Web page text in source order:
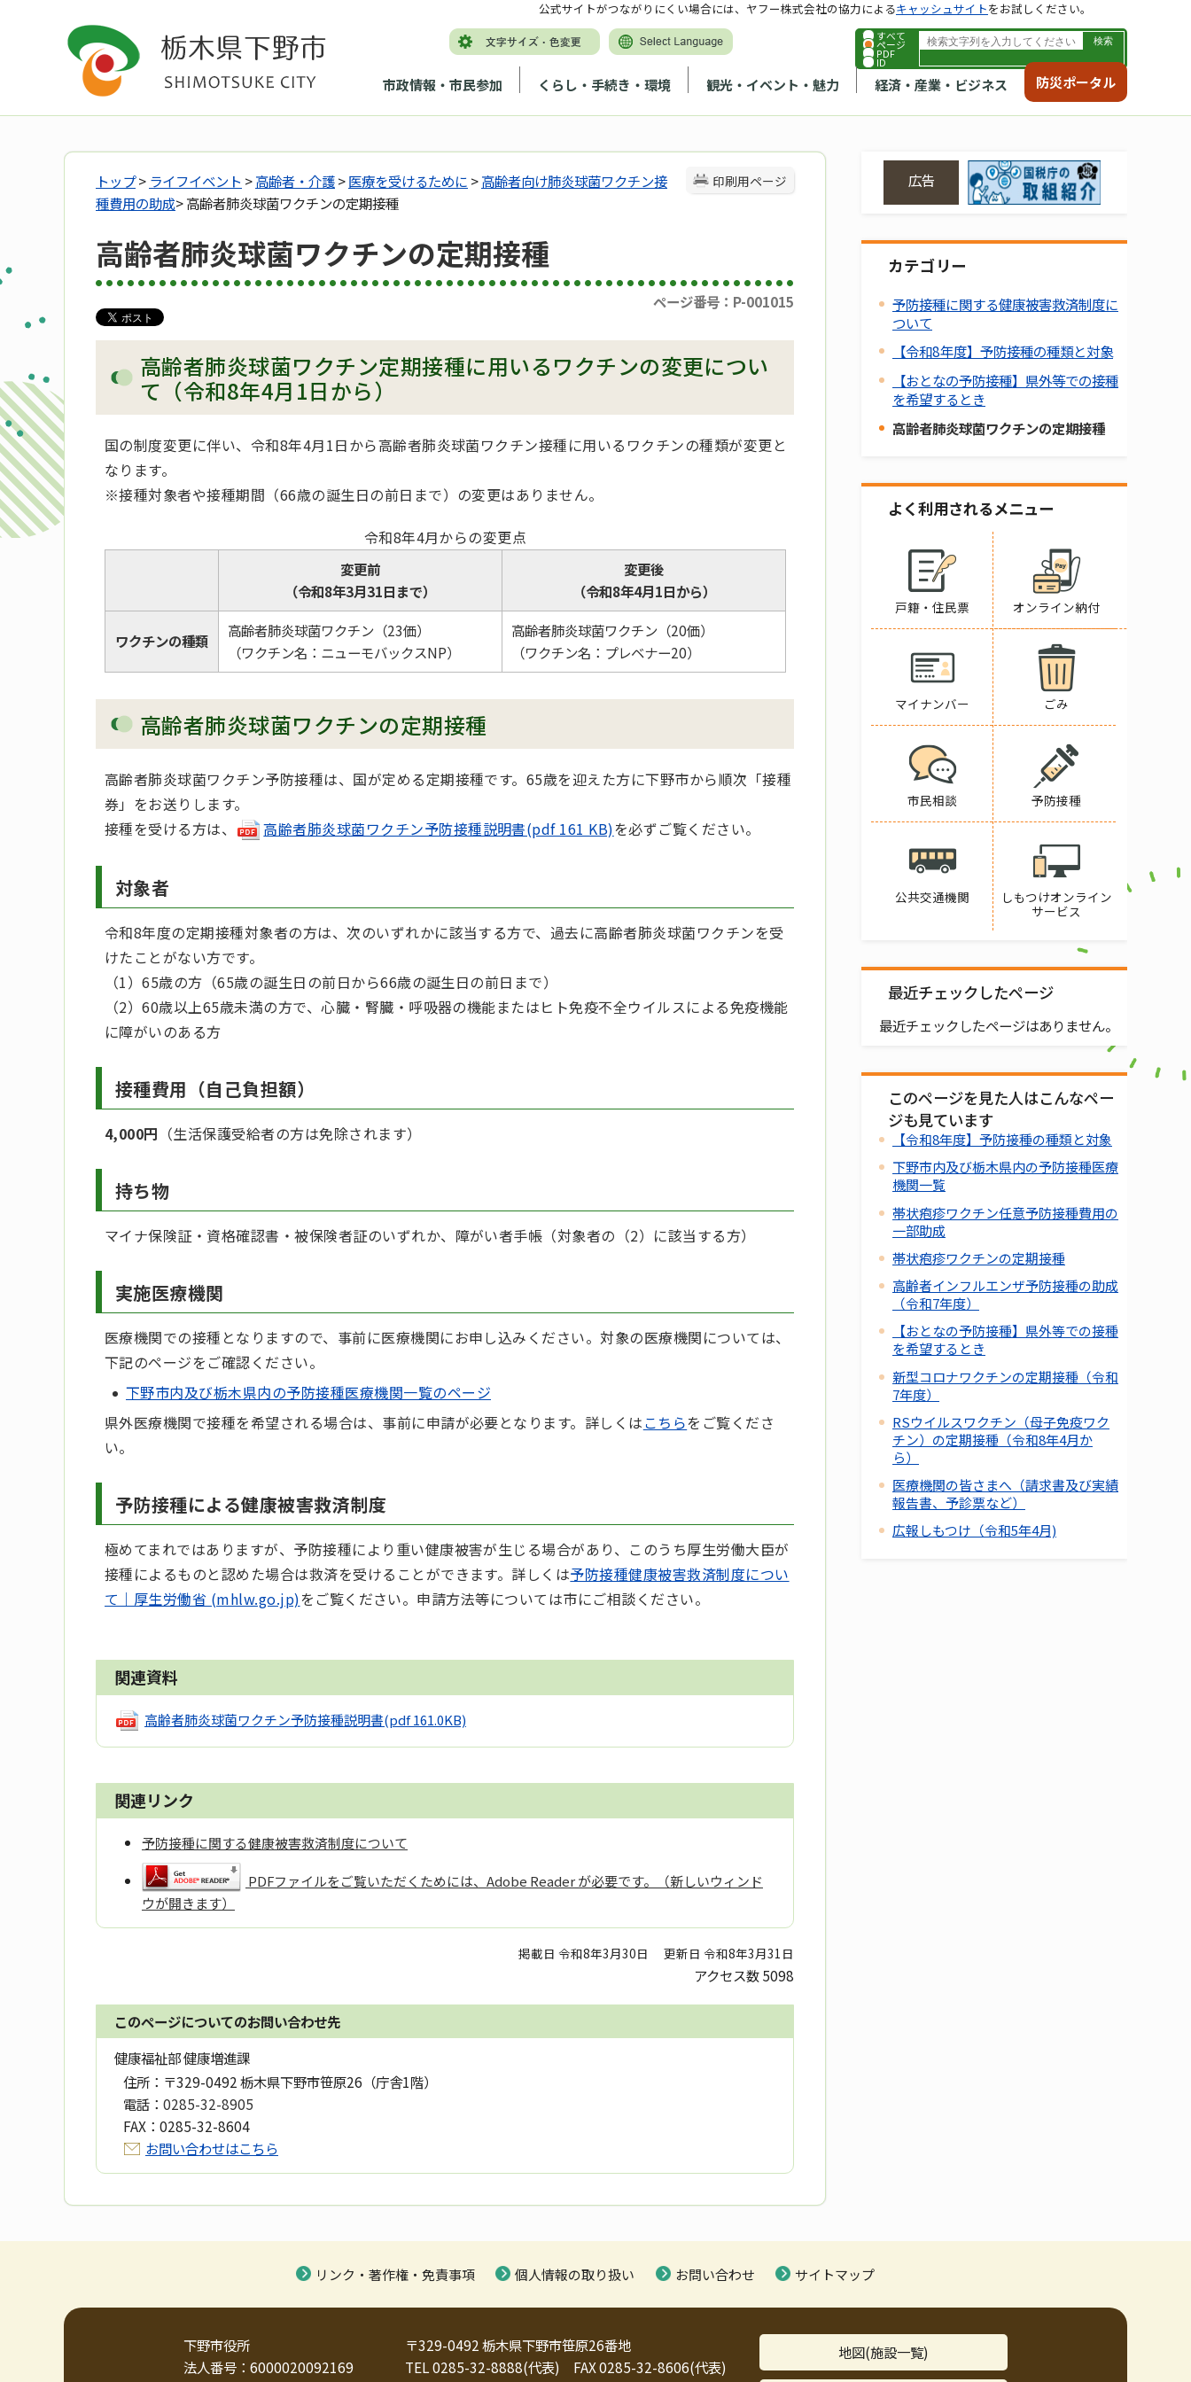
すべて
ページ
PDF
ID
市政情報・市民参加 くらし・手続き・環境 観光・イベント・魅力 経済・産業・ビジネス 防災ポータル
公式サイトがつながりにくい場合には、ヤフー株式会社の協力によるキャッシュサイトをお試しください。
印刷用ページ
トップ> ライフイベント >高齢者・介護>医療を受けるために >高齢者向け肺炎球菌ワクチン接
種費用の助成> 高齢者肺炎球菌ワクチンの定期接種
高齢者肺炎球菌ワクチンの定期接種
ページ番号：P-001015
高齢者肺炎球菌ワクチン定期接種に用いるワクチンの変更につい
て（令和8年4月1日から）
国の制度変更に伴い、令和8年4月1日から高齢者肺炎球菌ワクチン接種に用いるワクチンの種類が変更と
なります。
※接種対象者や接種期間（66歳の誕生日の前日まで）の変更はありません。
令和8年4月からの変更点
変更前
（令和8年3月31日まで）
変更後
（令和8年4月1日から）
ワクチンの種類
高齢者肺炎球菌ワクチン（23価）
（ワクチン名：ニューモバックスNP）
高齢者肺炎球菌ワクチン（20価）
（ワクチン名：プレベナー20）
高齢者肺炎球菌ワクチンの定期接種
高齢者肺炎球菌ワクチン予防接種は、国が定める定期接種です。65歳を迎えた方に下野市から順次「接種
券」をお送りします。
接種を受ける方は、
高齢者肺炎球菌ワクチン予防接種説明書(pdf 161 KB)を必ずご覧ください。
対象者
令和8年度の定期接種対象者の方は、次のいずれかに該当する方で、過去に高齢者肺炎球菌ワクチンを受
けたことがない方です。
（1）65歳の方（65歳の誕生日の前日から66歳の誕生日の前日まで）
（2）60歳以上65歳未満の方で、心臓・腎臓・呼吸器の機能またはヒト免疫不全ウイルスによる免疫機能
に障がいのある方
接種費用（自己負担額）
4,000円 （生活保護受給者の方は免除されます）
持ち物
マイナ保険証・資格確認書・被保険者証のいずれか、障がい者手帳（対象者の（2）に該当する方）
実施医療機関
医療機関での接種となりますので、事前に医療機関にお申し込みください。対象の医療機関については、
下記のページをご確認ください。
下野市内及び栃木県内の予防接種医療機関一覧のページ
県外医療機関で接種を希望される場合は、事前に申請が必要となります。詳しくはこちらをご覧くださ
い。
予防接種による健康被害救済制度
極めてまれではありますが、予防接種により重い健康被害が生じる場合があり、このうち厚生労働大臣が
接種によるものと認めた場合は救済を受けることができます。詳しくは予防接種健康被害救済制度につい
て｜厚生労働省 (mhlw.go.jp)をご覧ください。申請方法等については市にご相談ください。
関連資料
高齢者肺炎球菌ワクチン予防接種説明書(pdf 161.0KB)
関連リンク
予防接種に関する健康被害救済制度について
PDFファイルをご覧いただくためには、Adobe Reader が必要です。（新しいウィンド
ウが開きます）
掲載日 令和8年3月30日 更新日 令和8年3月31日
アクセス数5098
このページについてのお問い合わせ先
健康福祉部 健康増進課
住所： 〒329-0492 栃木県下野市笹原26（庁舎1階）
電話： 0285-32-8905
FAX： 0285-32-8604
お問い合わせはこちら
広告
カテゴリー
予防接種に関する健康被害救済制度に
ついて
【令和8年度】予防接種の種類と対象
【おとなの予防接種】県外等での接種
を希望するとき
高齢者肺炎球菌ワクチンの定期接種
よく利用されるメニュー
戸籍・住民票 オンライン納付
マイナンバー ごみ
市民相談 予防接種
公共交通機関
しもつけオンライン
サービス
最近チェックしたページ
最近チェックしたページはありません。
このページを見た人はこんなペー
ジも見ています
【令和8年度】予防接種の種類と対象
下野市内及び栃木県内の予防接種医療
機関一覧
帯状疱疹ワクチン任意予防接種費用の
一部助成
帯状疱疹ワクチンの定期接種
高齢者インフルエンザ予防接種の助成
（令和7年度）
【おとなの予防接種】県外等での接種
を希望するとき
新型コロナワクチンの定期接種（令和
7年度）
RSウイルスワクチン（母子免疫ワク
チン）の定期接種（令和8年4月か
ら）
医療機関の皆さまへ（請求書及び実績
報告書、予診票など）
広報しもつけ（令和5年4月)
リンク・著作権・免責事項 個人情報の取り扱い お問い合わせ サイトマップ
下野市役所
法人番号：6000020092169
〒329-0492 栃木県下野市笹原26番地
TEL 0285-32-8888(代表) FAX 0285-32-8606(代表)
地図(施設一覧)